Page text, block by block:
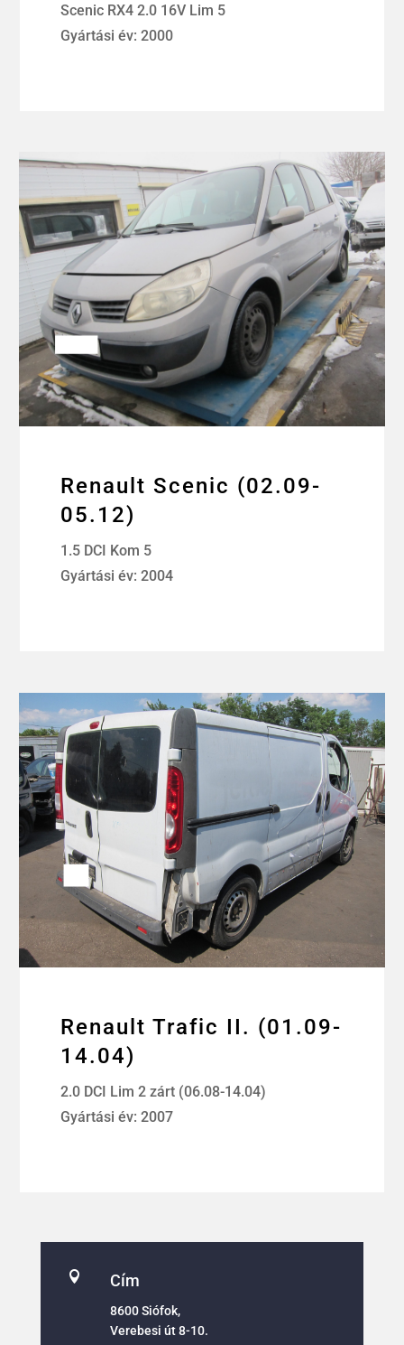
Scenic RX4 2.0 16V Lim 5
Gyártási év: 2000
Renault Scenic (02.09-
05.12)
1.5 DCI Kom 5
Gyártási év: 2004
Renault Trafic II. (01.09-
14.04)
2.0 DCI Lim 2 zárt (06.08-14.04)
Gyártási év: 2007
 Cím
8600 Siófok,
Verebesi út 8-10.